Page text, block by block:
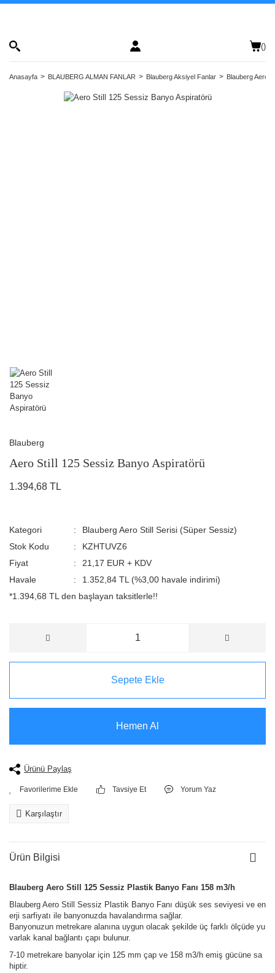
()
Anasayfa BLAUBERG ALMAN FANLAR Blauberg Aksiyel Fanlar Blauberg Aero
Blauberg
Aero Still 125 Sessiz Banyo Aspiratörü
1.394,68 TL
Kategori
Blauberg Aero Still Serisi (Süper Sessiz)
Stok Kodu
KZHTUVZ6
Fiyat
21,17 EUR + KDV
Havale
1.352,84 TL (%3,00 havale indirimi)
*1.394,68 TL den başlayan taksitlerle!!
Sepete Ekle
Hemen Al
Ürünü Paylaş
Tavsiye Et Yorum Yaz
Karşılaştır
Ürün Bilgisi
Blauberg Aero Still 125 Sessiz Plastik Banyo Fanı 158 m3/h
Blauberg Aero Still Sessiz Plastik Banyo Fanı düşük ses seviyesi ve en
erji sarfiyatı ile banyonuzda havalandırma sağlar.
Banyonuzun metrekare alanına uygun olacak şekilde üç farklı ölçüde yu
varlak kanal bağlantı çapı bulunur.
7-10 metrekare banyolar için 125 mm çap ve 158 m3/h emiş gücüne sa
hiptir.